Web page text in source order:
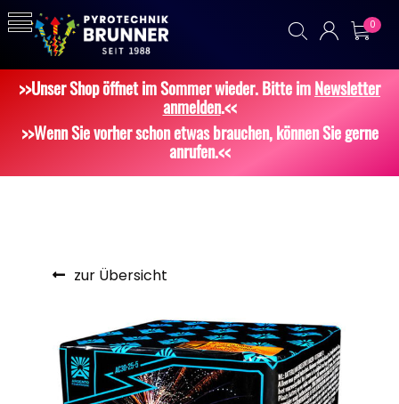
0
>>Unser Shop öffnet im Sommer wieder. Bitte imNewsletter
anmelden.<<
>>Wenn Sie vorher schon etwas brauchen, können Sie gerne
anrufen.<<
zur Übersicht